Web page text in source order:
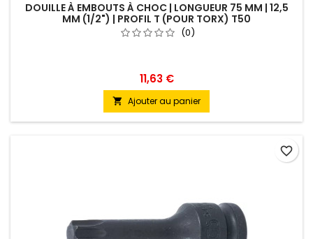
DOUILLE À EMBOUTS À CHOC | LONGUEUR 75 MM | 12,5
MM (1/2") | PROFIL T (POUR TORX) T50
(0)
11,63 €
 Ajouter au panier
favorite_border